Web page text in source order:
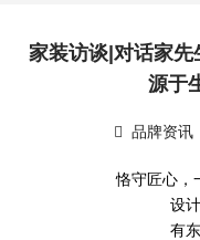
家装访谈|对话家
源于
品牌资讯
恪守匠心，一
设计
有东